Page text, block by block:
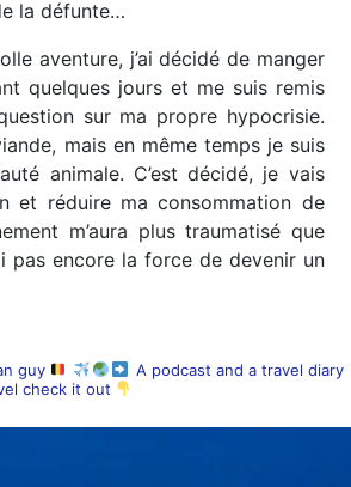
la défunte…
aventure, j’ai décidé de manger
quelques jours et me suis remis
sur ma propre hypocrisie.
mais en même temps je suis
animale. C’est décidé, je vais
et réduire ma consommation de
m’aura plus traumatisé que
pas encore la force de devenir un
guy
A podcast and a travel diary
check it out